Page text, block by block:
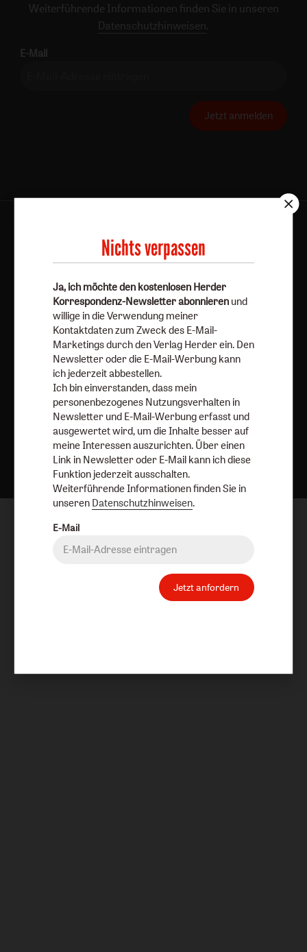
Weiterführende Informationen finden Sie in unseren
Datenschutzhinweisen .
E-Mail
Jetzt anmelden
Barrierefreiheit
Impressum
Vertrag widerrufen Abo online kündigen
Nach oben
Nichts verpassen
Ja, ich möchte den kostenlosen Herder
Korrespondenz-Newsletter abonnieren und
willige in die Verwendung meiner
Kontaktdaten zum Zweck des E-Mail-
Marketings durch den Verlag Herder ein. Den
Newsletter oder die E-Mail-Werbung kann
ich jederzeit abbestellen.
Ich bin einverstanden, dass mein
personenbezogenes Nutzungsverhalten in
Newsletter und E-Mail-Werbung erfasst und
ausgewertet wird, um die Inhalte besser auf
meine Interessen auszurichten. Über einen
Link in Newsletter oder E-Mail kann ich diese
Funktion jederzeit ausschalten.
Weiterführende Informationen finden Sie in
unseren Datenschutzhinweisen.
E-Mail
Jetzt anfordern